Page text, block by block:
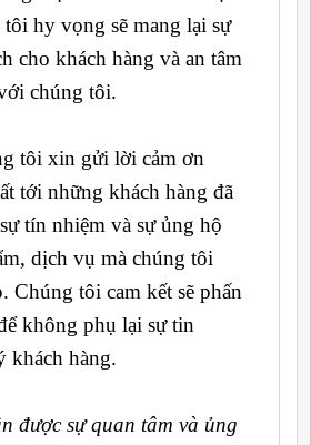
hy vọng sẽ mang lại sự
cho khách hàng và an tâm
chúng tôi.
tôi xin gửi lời cảm ơn
tới những khách hàng đã
tín nhiệm và sự ủng hộ
dịch vụ mà chúng tôi
Chúng tôi cam kết sẽ phấn
không phụ lại sự tin
khách hàng.
được sự quan tâm và ủng